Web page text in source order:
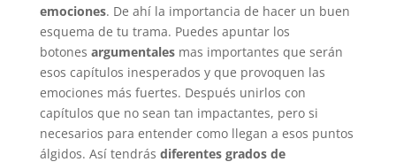
emociones. De ahí la importancia de hacer un buen
esquema de tu trama. Puedes apuntar los
botones argumentalesmas importantes que serán
esos capítulos inesperados y que provoquen las
emociones más fuertes. Después unirlos con
capítulos que no sean tan impactantes, pero si
necesarios para entender como llegan a esos puntos
álgidos. Así tendrás diferentes grados de